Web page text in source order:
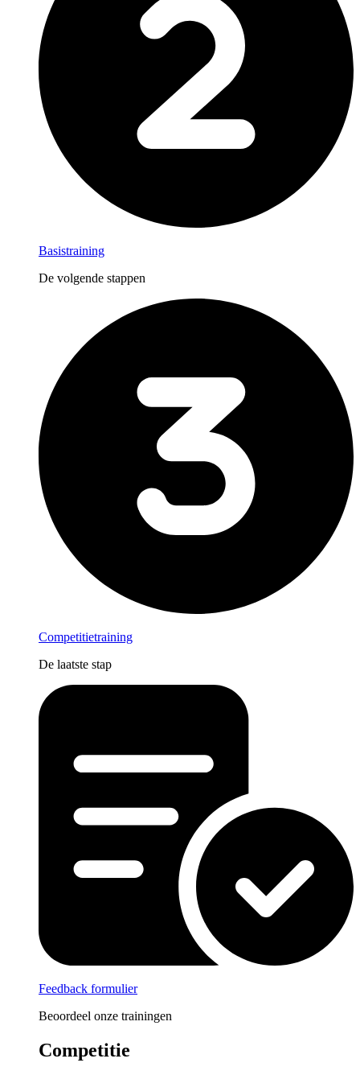
Basistraining
De volgende stappen
Competitietraining
De laatste stap
Feedback formulier
Beoordeel onze trainingen
Competitie